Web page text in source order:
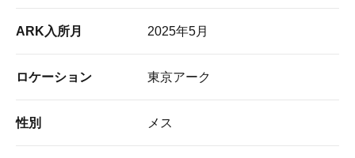
ARK入所月 2025年5月
ロケーション 東京アーク
性別 メス